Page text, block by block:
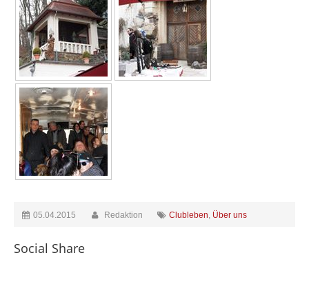
05.04.2015 Redaktion Clubleben, Über uns
Social Share